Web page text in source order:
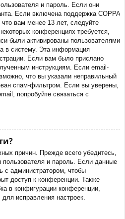
и пароль. Если они
Если включена поддержка COPPA
что вам менее 13 лет, следуйте
конференциях требуется,
были активированы пользователями
в систему. Эта информация
Если вам было прислано
инструкциям. Если email-
что вы указали неправильный
спам-фильтром. Если вы уверены,
попробуйте связаться с
причин. Прежде всего убедитесь,
и пароль. Если данные
с администратором, чтобы
доступ к конференции. Также
в конфигурации конференции,
исправления настроек.